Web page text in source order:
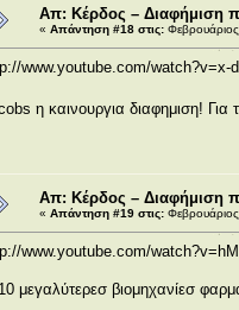
Απ: Κέρδος – Διαφήμιση
« Απάντηση #18 στις:
www.youtube.com/watch?v=x-
η καινουργια διαφημιση!
Απ: Κέρδος – Διαφήμιση
« Απάντηση #19 στις:
www.youtube.com/
μεγαλύτερεσ βιομηχανίεσ